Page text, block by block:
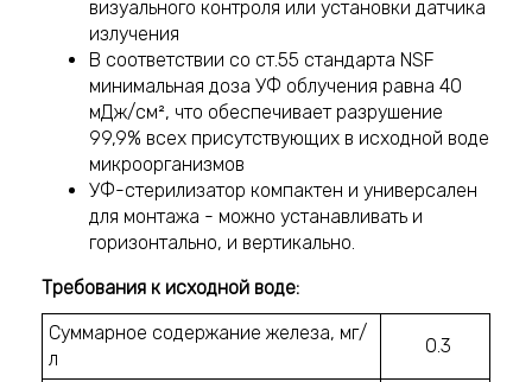
визуального контроля или установки датчика
излучения
В соответствии со ст.55 стандарта NSF
минимальная доза УФ облучения равна 40
мДж/см², что обеспечивает разрушение
99,9% всех присутствующих в исходной воде
микроорганизмов
УФ-стерилизатор компактен и универсален
для монтажа - можно устанавливать и
горизонтально, и вертикально.
Требования к исходной воде:
Суммарное содержание железа, мг/
л
0.3